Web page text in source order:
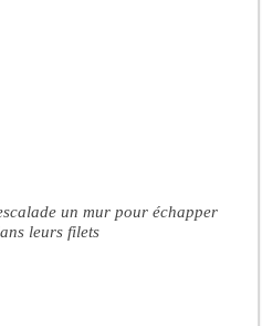
un mur pour échapper
leurs filets